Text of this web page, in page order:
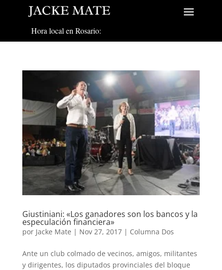
Hora local en Rosario:
Giustiniani: «Los ganadores son los bancos y la
especulación financiera»
por Jacke Mate | Nov 27, 2017| Columna Dos
Ante un club colmado de vecinos, amigos, militantes
y dirigentes, los diputados provinciales del bloque